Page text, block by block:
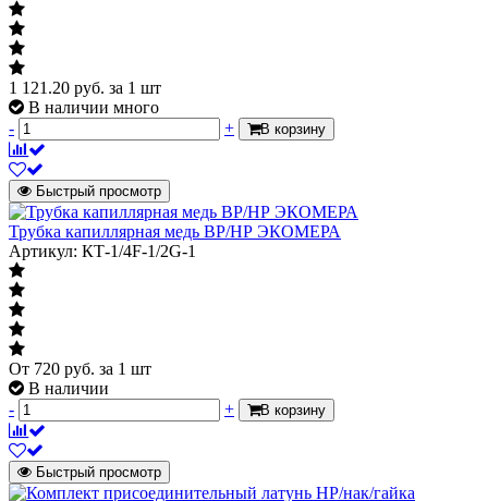
1 121.20 руб. за 1 шт
В наличии много
-
+ В корзину
Быстрый просмотр
Трубка капиллярная медь ВР/НР ЭКОМЕРА
Артикул: КТ-1/4F-1/2G-1
От 720 руб. за 1 шт
В наличии
-
+ В корзину
Быстрый просмотр